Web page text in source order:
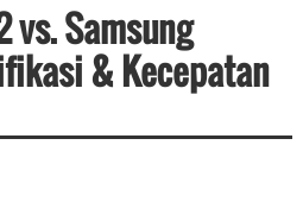
vs. Samsung
& Kecepatan